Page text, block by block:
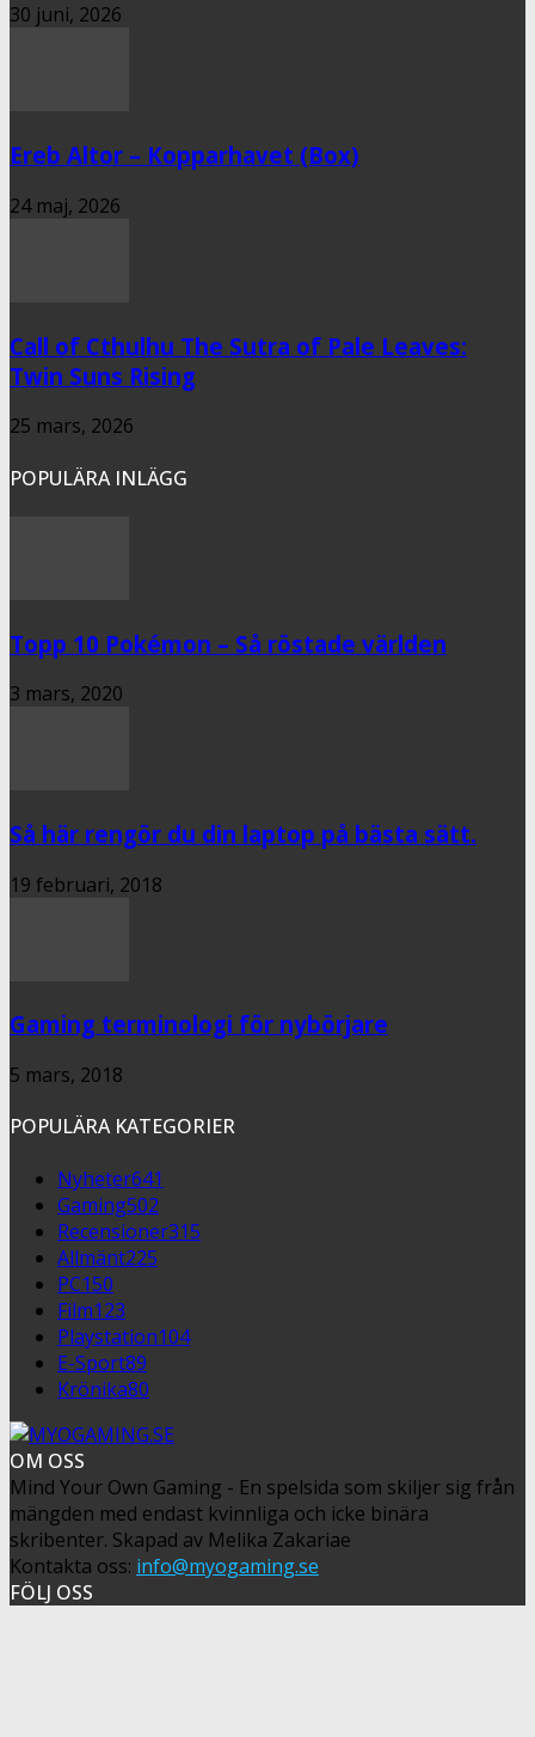
30 juni, 2026
Ereb Altor – Kopparhavet (Box)
24 maj, 2026
Call of Cthulhu The Sutra of Pale Leaves:
Twin Suns Rising
25 mars, 2026
POPULÄRA INLÄGG
Topp 10 Pokémon – Så röstade världen
3 mars, 2020
Så här rengör du din laptop på bästa sätt.
19 februari, 2018
Gaming terminologi för nybörjare
5 mars, 2018
POPULÄRA KATEGORIER
Nyheter641
Gaming502
Recensioner315
Allmänt225
PC150
Film123
Playstation104
E-Sport89
Krönika80
OM OSS
Mind Your Own Gaming - En spelsida som skiljer sig från
mängden med endast kvinnliga och icke binära
skribenter. Skapad av Melika Zakariae
Kontakta oss: info@myogaming.se
FÖLJ OSS